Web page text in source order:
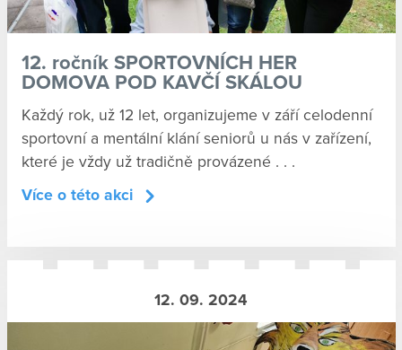
12. ročník SPORTOVNÍCH HER
DOMOVA POD KAVČÍ SKÁLOU
Každý rok, už 12 let, organizujeme v září celodenní
sportovní a mentální klání seniorů u nás v zařízení,
které je vždy už tradičně provázené . . .
Více o této akci
12. 09. 2024